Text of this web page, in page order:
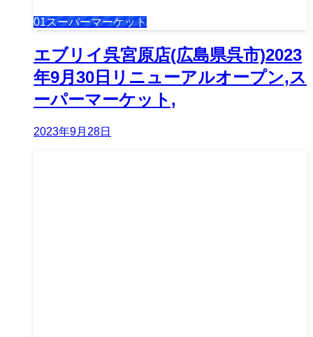
01スーパーマーケット
エブリイ呉宮原店(広島県呉市)2023
年9月30日リニューアルオープン,ス
ーパーマーケット,
2023年9月28日